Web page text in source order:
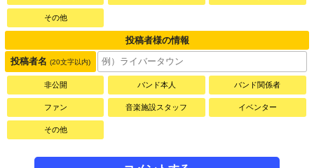
その他
投稿者様の情報
投稿者名 (20文字以内)
非公開 バンド本人 バンド関係者
ファン 音楽施設スタッフ イベンター
その他